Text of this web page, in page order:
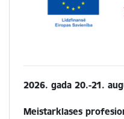
2026. gada 20.-21.
Meistarklases